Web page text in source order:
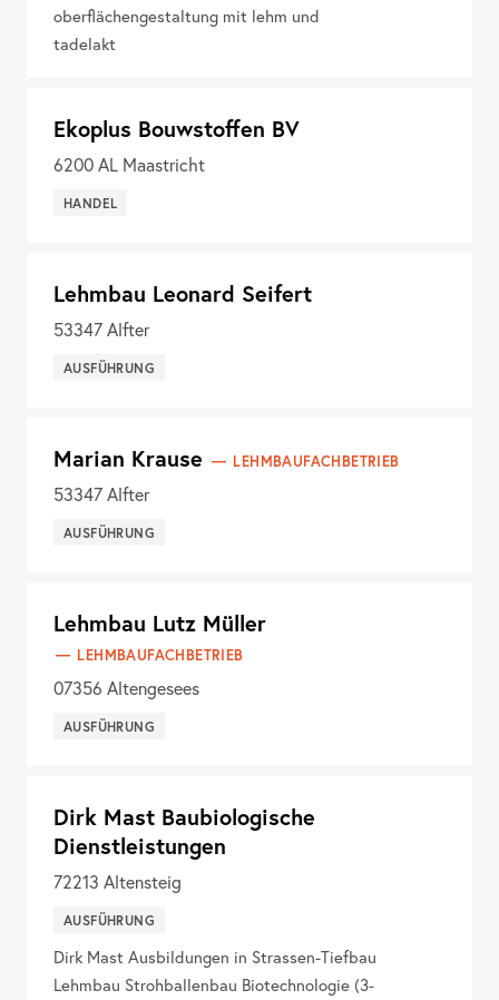
oberflächengestaltung mit lehm und
tadelakt
Ekoplus Bouwstoffen BV
6200AL Maastricht
HANDEL
Lehmbau Leonard Seifert
53347Alfter
AUSFÜHRUNG
Marian Krause LEHMBAUFACHBETRIEB
53347Alfter
AUSFÜHRUNG
Lehmbau Lutz Müller
LEHMBAUFACHBETRIEB
07356 Altengesees
AUSFÜHRUNG
Dirk Mast Baubiologische
Dienstleistungen
72213 Altensteig
AUSFÜHRUNG
Dirk Mast Ausbildungen in Strassen-Tiefbau
Lehmbau Strohballenbau Biotechnologie (3-